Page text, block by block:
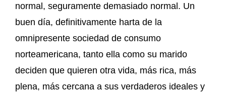
normal, seguramente demasiado normal. Un
buen día, definitivamente harta de la
omnipresente sociedad de consumo
norteamericana, tanto ella como su marido
deciden que quieren otra vida, más rica, más
plena, más cercana a sus verdaderos ideales y